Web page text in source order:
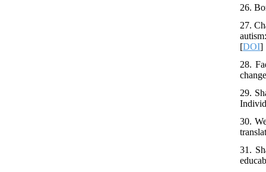
26.
27.
[DOI]
28.
29.
30.
31.